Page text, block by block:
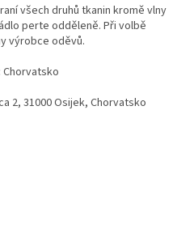
všech druhů tkanin kromě vlny
perte odděleně. Při volbě
výrobce oděvů.
2, 31000 Osijek, Chorvatsko